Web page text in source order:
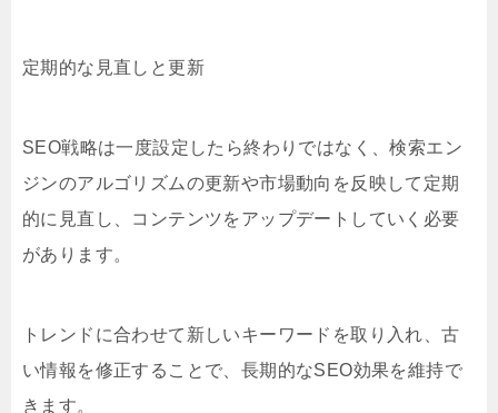
定期的な見直しと更新
SEO戦略は一度設定したら終わりではなく、検索エン
ジンのアルゴリズムの更新や市場動向を反映して定期
的に見直し、コンテンツをアップデートしていく必要
があります。
トレンドに合わせて新しいキーワードを取り入れ、古
い情報を修正することで、長期的なSEO効果を維持で
きます。